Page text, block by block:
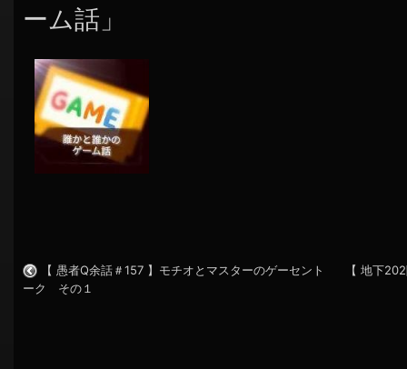
ーム話」
【 愚者Q余話＃157 】モチオとマスターのゲーセント
ーク その１
【 地下